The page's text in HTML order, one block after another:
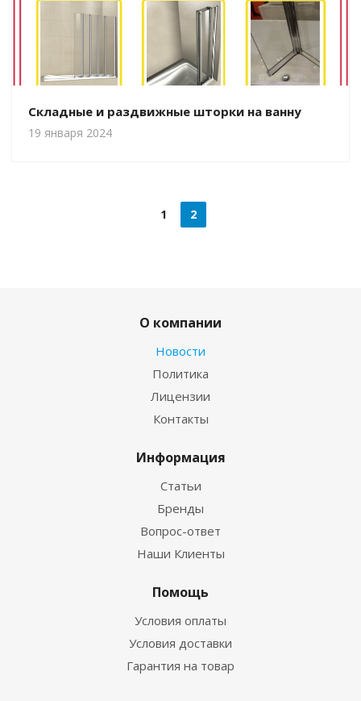
Складные и раздвижные шторки на ванну
19 января 2024
1 2
О компании
Новости
Политика
Лицензии
Контакты
Информация
Статьи
Бренды
Вопрос-ответ
Наши Клиенты
Помощь
Условия оплаты
Условия доставки
Гарантия на товар